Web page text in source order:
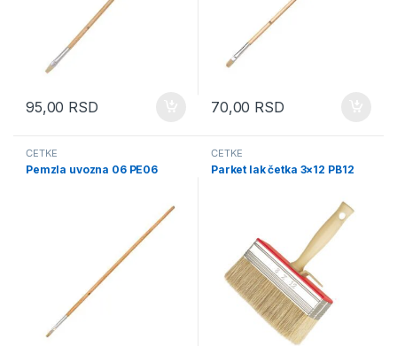
95,00 RSD 70,00 RSD
ČETKE
Pemzla uvozna 06 PE06
ČETKE
Parket lak četka 3×12 PB12